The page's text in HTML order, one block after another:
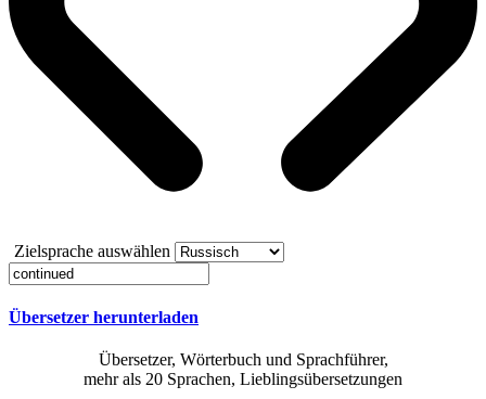
Zielsprache auswählen
Übersetzer herunterladen
Übersetzer, Wörterbuch und Sprachführer,
mehr als 20 Sprachen, Lieblingsübersetzungen